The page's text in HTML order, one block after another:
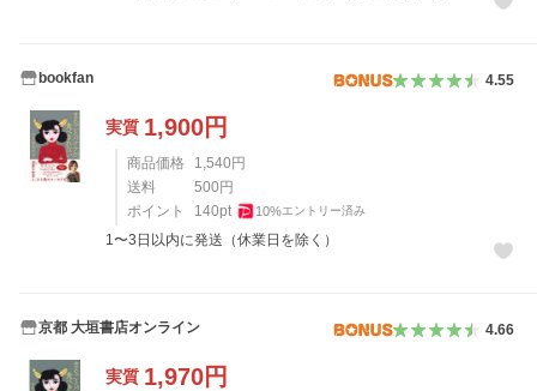
bookfan 4.55
実質 1,900円
商品価格 1,540 円
送料
500 円
ポイント
140pt 10%エントリー済み
1〜3日以内に発送（休業日を除く）
京都 大垣書店オンライン 4.66
実質 1,970円